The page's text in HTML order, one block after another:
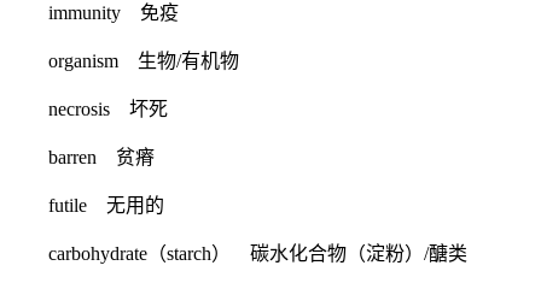
immunity 免疫
organism 生物/有机物
necrosis 坏死
barren 贫瘠
futile 无用的
carbohydrate（starch） 碳水化合物（淀粉）/醣类